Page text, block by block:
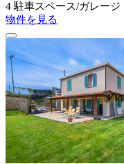
4 駐車スペース/ガレージ
物件を見る